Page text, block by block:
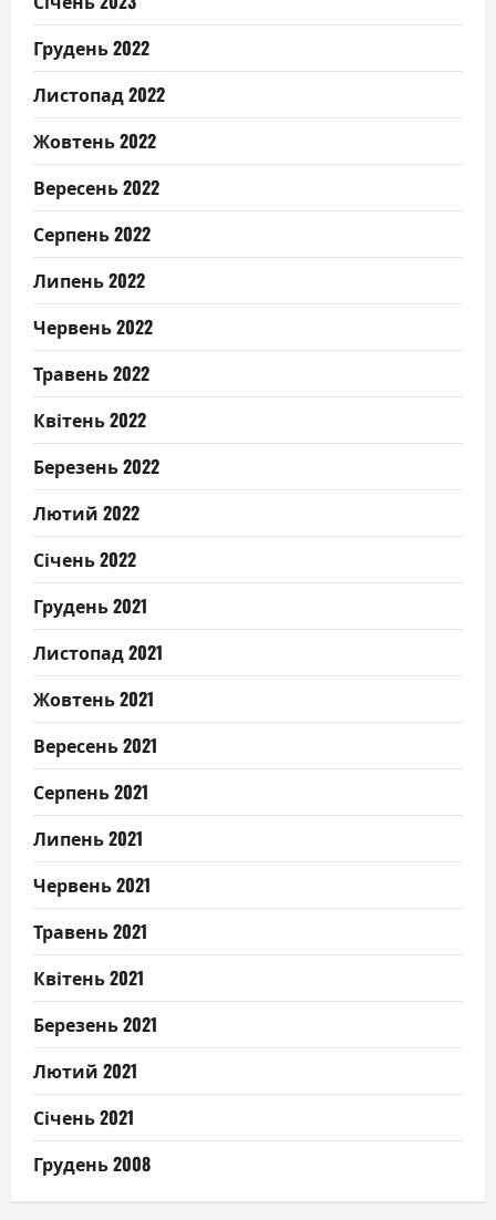
Грудень 2022
Листопад 2022
Жовтень 2022
Вересень 2022
Серпень 2022
Липень 2022
Червень 2022
Травень 2022
Квітень 2022
Березень 2022
Лютий 2022
Січень 2022
Грудень 2021
Листопад 2021
Жовтень 2021
Вересень 2021
Серпень 2021
Липень 2021
Червень 2021
Травень 2021
Квітень 2021
Березень 2021
Лютий 2021
Січень 2021
Грудень 2008